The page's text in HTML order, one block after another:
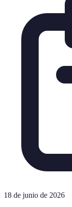
18 de junio de 2026